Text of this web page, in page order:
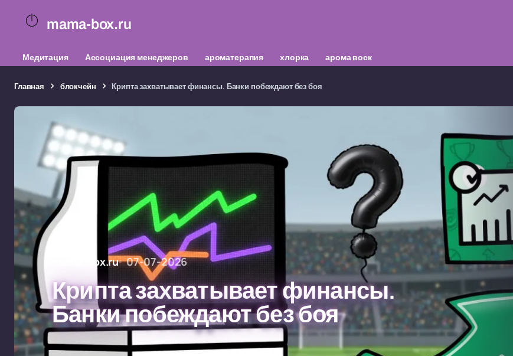
mama-box.ru
Медитация Ассоциация менеджеров ароматерапия хлорка арома воск
Главная блокчейн Крипта захватывает финансы. Банки побеждают без боя
mama-box.ru 07-07-2026
Крипта захватывает финансы.
Банки побеждают без боя